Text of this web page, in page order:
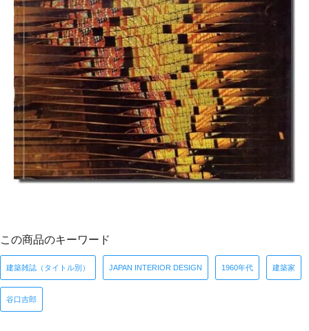
この商品のキーワード
建築雑誌（タイトル別） JAPAN INTERIOR DESIGN 1960年代 建築家
谷口吉郎